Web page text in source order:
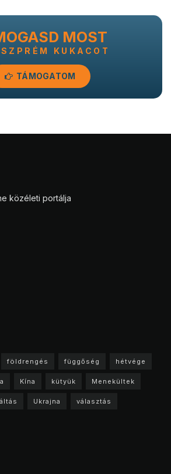
MOST
KUKACOT
TÁMOGATOM
közéleti portálja
földrengés függőség hétvége
Kína kütyük Menekültek
Ukrajna választás